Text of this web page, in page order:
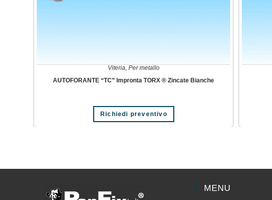
Viteria, Per metallo
AUTOFORANTE “TC” Impronta TORX ® Zincate Bianche
Richiedi preventivo
MENU